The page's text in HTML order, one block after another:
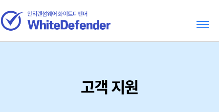
고객 지원